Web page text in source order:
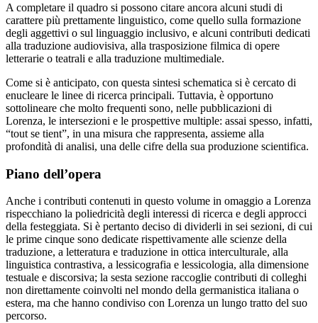
A completare il quadro si possono citare ancora alcuni studi di
carattere più prettamente linguistico, come quello sulla formazione
degli aggettivi o sul linguaggio inclusivo, e alcuni contributi dedicati
alla traduzione audiovisiva, alla trasposizione filmica di opere
letterarie o teatrali e alla traduzione multimediale.
Come si è anticipato, con questa sintesi schematica si è cercato di
enucleare le linee di ricerca principali. Tuttavia, è opportuno
sottolineare che molto frequenti sono, nelle pubblicazioni di
Lorenza, le intersezioni e le prospettive multiple: assai spesso, infatti,
“tout se tient”, in una misura che rappresenta, assieme alla
profondità di analisi, una delle cifre della sua produzione scientifica.
Piano dell’opera
Anche i contributi contenuti in questo volume in omaggio a Lorenza
rispecchiano la poliedricità degli interessi di ricerca e degli approcci
della festeggiata. Si è pertanto deciso di dividerli in sei sezioni, di cui
le prime cinque sono dedicate rispettivamente alle scienze della
traduzione, a letteratura e traduzione in ottica interculturale, alla
linguistica contrastiva, a lessicografia e lessicologia, alla dimensione
testuale e discorsiva; la sesta sezione raccoglie contributi di colleghi
non direttamente coinvolti nel mondo della germanistica italiana o
estera, ma che hanno condiviso con Lorenza un lungo tratto del suo
percorso.